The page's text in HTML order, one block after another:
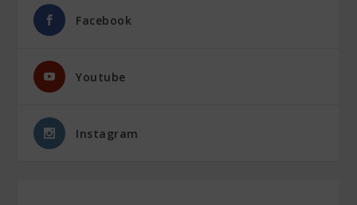
Facebook
Youtube
Instagram